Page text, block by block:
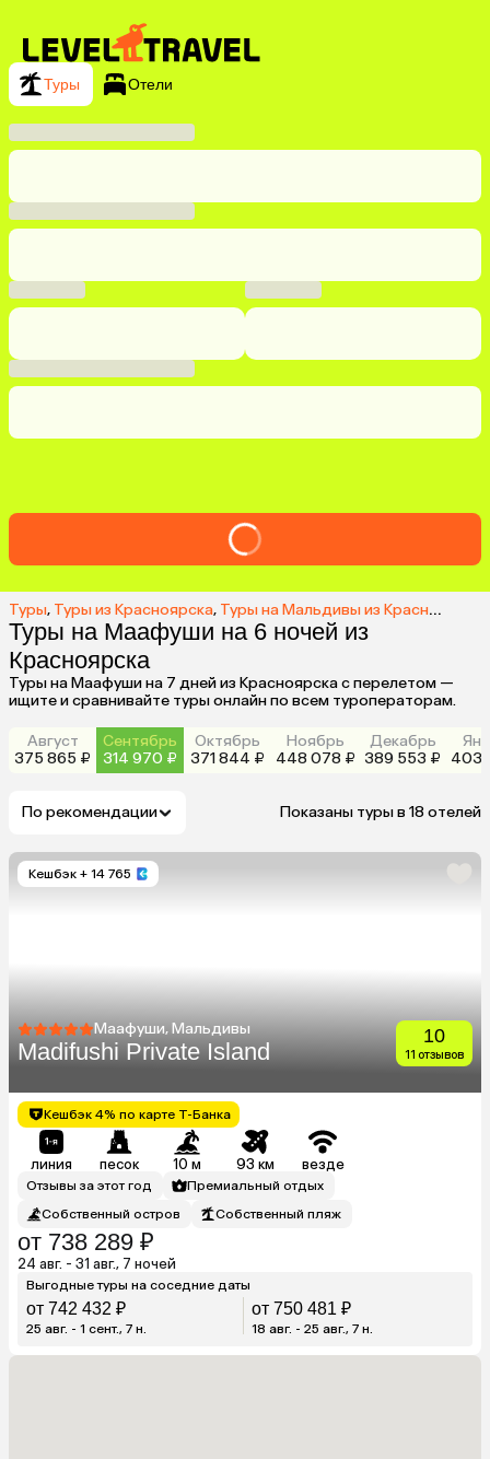
Туры Отели
Туры, Туры из Красноярска, Туры на Мальдивы из Красноярска
Туры на Маафуши на 6 ночей из
Красноярска
Туры на Маафуши на 7 дней из Красноярска с перелетом —
ищите и сравнивайте туры онлайн по всем туроператорам.
Август
375 865 ₽
Сентябрь
314 970 ₽
Октябрь
371 844 ₽
Ноябрь
448 078 ₽
Декабрь
389 553 ₽
403
По рекомендации Показаны туры в 18 отелей
Кешбэк + 14 765
Маафуши, Мальдивы
Madifushi Private Island
10
11 отзывов
Кешбэк 4% по карте Т-Банка
линия песок 10 м 93 км везде
Отзывы за этот год
Премиальный отдых
Собственный остров
Собственный пляж
от 738 289 ₽
24 авг. - 31 авг., 7 ночей
Выгодные туры на соседние даты
от 742 432 ₽
25 авг. - 1 сент., 7 н.
от 750 481 ₽
18 авг. - 25 авг., 7 н.